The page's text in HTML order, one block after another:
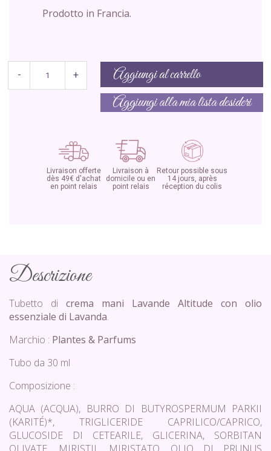
Prodotto in Francia.
- + Aggiungi al carrello
Aggiungi alla mia lista desideri
Livraison offerte
dès 49€ d'achat
en point relais
Livraison à
domicile ou en
point relais
Retour possible sous
14 jours, après
réception du colis
Descrizione
Tubetto di crema mani Lavande Altitude con olio
essenziale di Lavanda.
Marchio : Plantes & Parfums
Tubo da 30 ml
Composizione :
AQUA (ACQUA), BURRO DI BUTYROSPERMUM PARKII
(KARITÉ)*, TRIGLICERIDE CAPRILICO/CAPRICO,
GLUCOSIDE DI CETEARILE, GLICERINA, SORBITAN